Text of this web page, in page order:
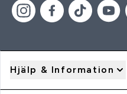
Hjälp & Information